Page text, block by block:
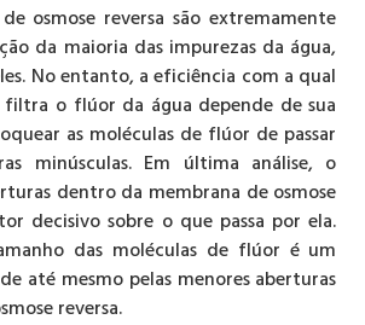
osmose reversa são extremamente
da maioria das impurezas da água,
No entanto, a eficiência com a qual
filtra o flúor da água depende de sua
as moléculas de flúor de passar
minúsculas. Em última análise, o
dentro da membrana de osmose
decisivo sobre o que passa por ela.
das moléculas de flúor é um
até mesmo pelas menores aberturas
reversa.